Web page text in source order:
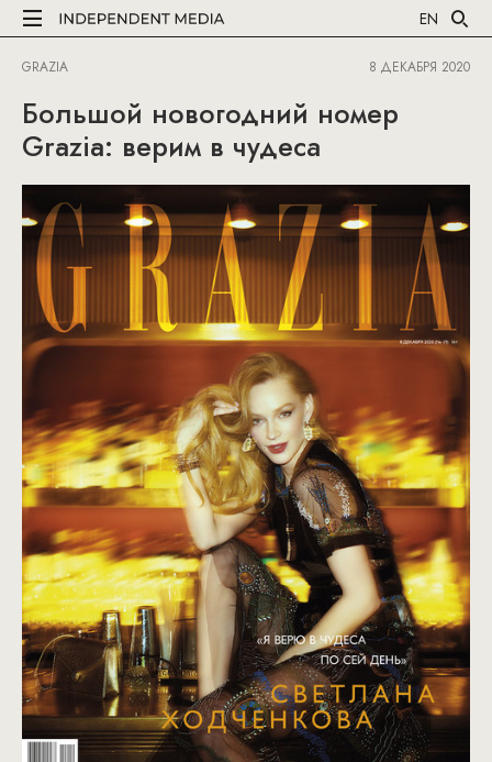
EN
GRAZIA 8 ДЕКАБРЯ 2020
Большой новогодний номер
Grazia: верим в чудеса